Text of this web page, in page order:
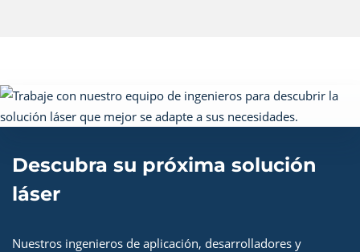
Descubra su próxima solución
láser
Nuestros ingenieros de aplicación, desarrolladores y